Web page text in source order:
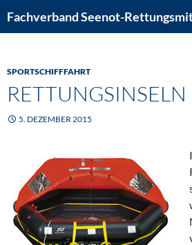
Inhalt
Fachverband Seenot-
SPORTSCHIFFFAHRT
RETTUNGSINSELN
5. DEZEMBER 2015